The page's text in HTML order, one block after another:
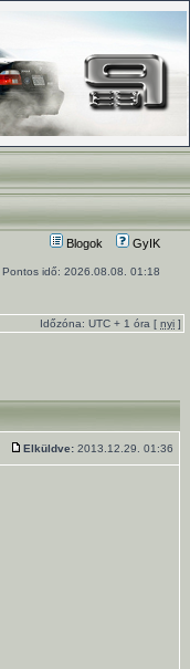
Blogok GyIK
Pontos idő: 2026.08.08. 01:18
Időzóna: UTC + 1 óra [ nyi ]
Elküldve: 2013.12.29. 01:36